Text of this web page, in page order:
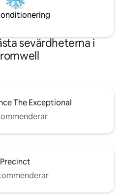
sevärdheterna i
The Exceptional